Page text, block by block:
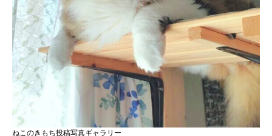
ねこのきもち投稿写真ギャラリー